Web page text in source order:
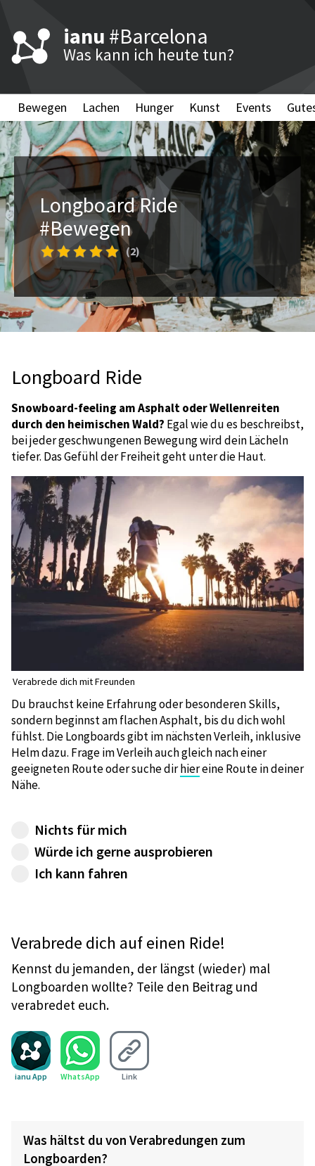
ianu #Barcelona
Was kann ich heute tun?
Bewegen Lachen Hunger Kunst Events
Longboard Ride
#Bewegen
(2)
Longboard Ride
Snowboard-feeling am Asphalt oder Wellenreiten
durch den heimischen Wald? Egal wie du es beschreibst,
bei jeder geschwungenen Bewegung wird dein Lächeln
tiefer. Das Gefühl der Freiheit geht unter die Haut.
Verabrede dich mit Freunden
Du brauchst keine Erfahrung oder besonderen Skills,
sondern beginnst am flachen Asphalt, bis du dich wohl
fühlst. Die Longboards gibt im nächsten Verleih, inklusive
Helm dazu. Frage im Verleih auch gleich nach einer
geeigneten Route oder suche dirhiereine Route in deiner
Nähe.
Nichts für mich
Würde ich gerne ausprobieren
Tue es! Training braucht man keins. Es ist viel
einfacher, als sich auf dem Skateboard durch
und frag nach einer flachen Einstiegsstrecke.
Tipp: Den Helm gibt’s sicher auch im Verleih,
aber feste Schuhe solltest du mitbringen.
Sneaker bis Tennisschuhe sind cool, mit
FlipFlops oder High Heels wirst du weniger
Spaß finden als deine Freunde.
Ich kann fahren
finden.
Verabrede dich auf einen Ride!
Kennst du jemanden, der längst (wieder) mal
Longboarden wollte? Teile den Beitrag und
verabredet euch.
ianu App WhatsApp Link
Was hältst du von Verabredungen zum
Longboarden?